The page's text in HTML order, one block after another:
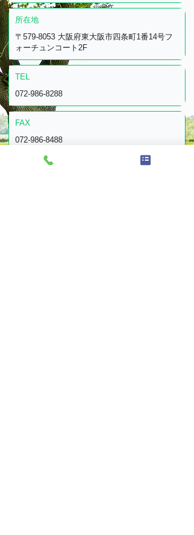
所在地
〒579-8053 大阪府東大阪市四条町1番14号フ
ォーチュンコート2F
TEL
072-986-8288
FAX
072-986-8488